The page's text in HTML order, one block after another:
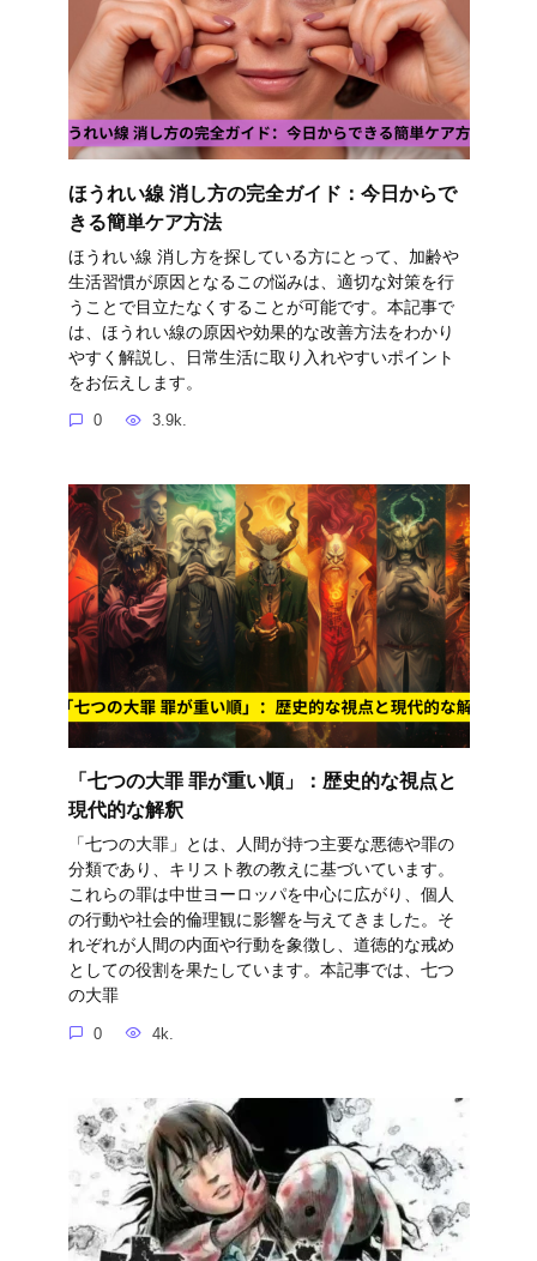
ほうれい線 消し方の完全ガイド：今日からで
きる簡単ケア方法
ほうれい線 消し方を探している方にとって、加齢や
生活習慣が原因となるこの悩みは、適切な対策を行
うことで目立たなくすることが可能です。本記事で
は、ほうれい線の原因や効果的な改善方法をわかり
やすく解説し、日常生活に取り入れやすいポイント
をお伝えします。
0 3.9k.
「七つの大罪 罪が重い順」：歴史的な視点と
現代的な解釈
「七つの大罪」とは、人間が持つ主要な悪徳や罪の
分類であり、キリスト教の教えに基づいています。
これらの罪は中世ヨーロッパを中心に広がり、個人
の行動や社会的倫理観に影響を与えてきました。そ
れぞれが人間の内面や行動を象徴し、道徳的な戒め
としての役割を果たしています。本記事では、七つ
の大罪
0 4k.